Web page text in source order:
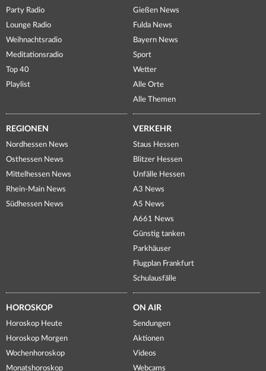
Party Radio
Lounge Radio
Weihnachtsradio
Meditationsradio
Top 40
Playlist
Gießen News
Fulda News
Bayern News
Sport
Wetter
Alle Orte
Alle Themen
REGIONEN
Nordhessen News
Osthessen News
Mittelhessen News
Rhein-Main News
Südhessen News
VERKEHR
Staus Hessen
Blitzer Hessen
Unfälle Hessen
A3 News
A5 News
A661 News
Günstig tanken
Parkhäuser
Flugplan Frankfurt
Schulausfälle
HOROSKOP
Horoskop Heute
Horoskop Morgen
Wochenhoroskop
Monatshoroskop
ON AIR
Sendungen
Aktionen
Videos
Webcams